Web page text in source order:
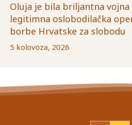
Oluja je bila briljantna vojna
legitimna oslobodilačka
borbe Hrvatske za slobodu
5 kolovoza, 2026